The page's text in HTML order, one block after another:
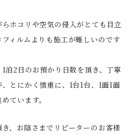
ホコリや空気の侵入がとても目立
ィルムよりも施工が難しいのです
泊2日のお預かり日数を頂き、丁寧
とにかく慎重に、1台1台、1面1面
ています。
、お陰さまでリピーターのお客様